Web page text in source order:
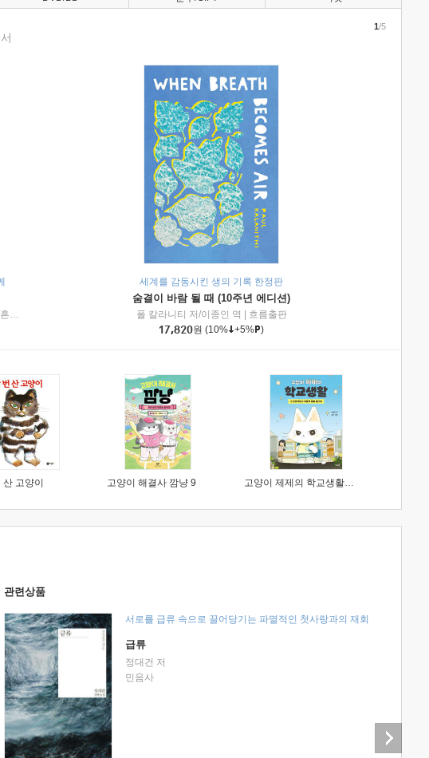
흔한남매 원저/이종혁 글/도니패밀리 그림/흔한컴퍼니 감수
미래엔아이세움
세계를 감동시킨 생의 기록 한정판
숨결이 바람 될 때 (10주년 에디션)
폴 칼라니티 저/이종인 역
흐름출판
17,820원 (10% +5% )
1/5
고양이 고양이 해결사 깜냥 9 고양이 제제의 학교생활 1 : 초등학생이 이렇게 힘들 줄이야
관련상품
서로를 급류 속으로 끌어당기는 파멸적인 첫사랑과의 재회
급류
정대건 저
민음사